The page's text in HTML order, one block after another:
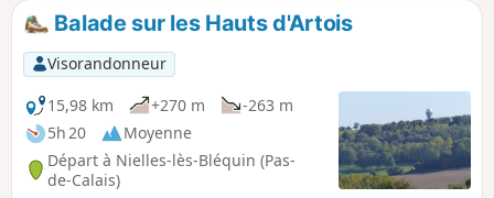
Balade sur les Hauts d'Artois
Visorandonneur
15,98 km
+270 m
-263 m
5h 20
Moyenne
Départ à Nielles-lès-Bléquin (Pas-
de-Calais)